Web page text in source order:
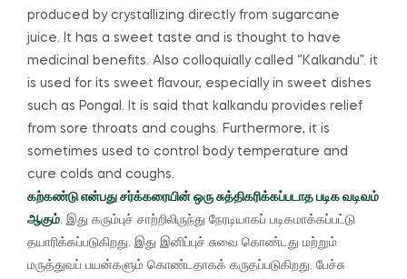
produced by crystallizing directly from sugarcane
juice. It has a sweet taste and is thought to have
medicinal benefits. Also colloquially called “Kalkandu”. it
is used for its sweet flavour, especially in sweet dishes
such as Pongal. It is said that kalkandu provides relief
from sore throats and coughs. Furthermore, it is
sometimes used to control body temperature and
cure colds and coughs.
கற்கண்டு என்பது சர்க்கரையின் ஒரு சுத்திகரிக்கப்படாத படிக வடிவம்
ஆகும். இது கரும்புச் சாற்றிலிருந்து நேரடியாகப் படிகமாக்கப்பட்டு
தயாரிக்கப்படுகிறது. இது இனிப்புச் சுவை கொண்டது மற்றும்
மருத்துவப் பயன்களும் கொண்டதாகக் கருதப்படுகிறது. பேச்சு